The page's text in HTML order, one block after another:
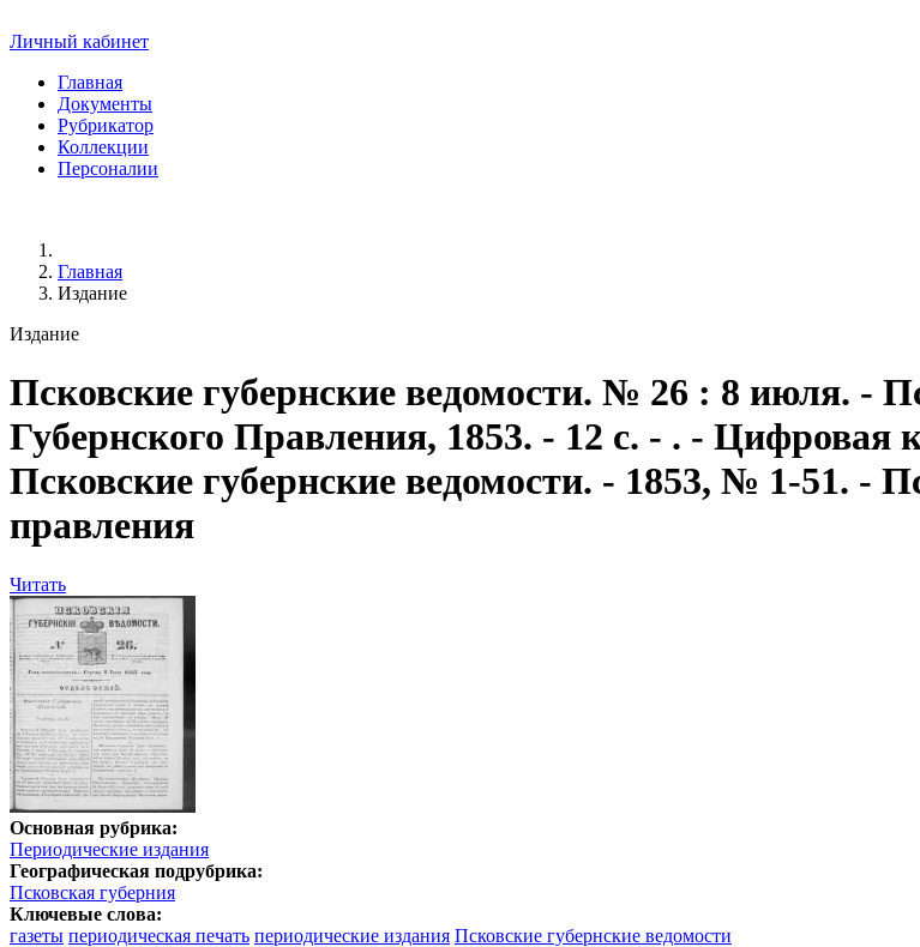
Личный кабинет
Главная
Документы
Рубрикатор
Коллекции
Персоналии
Главная
Издание
Издание
Псковские губернские ведомости. № 26 : 8 июля. -
Губернского Правления, 1853. - 12 с. - . -
Псковские губернские ведомости. - 1853, № 1-51. -
правления
Читать
Основная рубрика:
Периодические издания
Географическая подрубрика:
Псковская губерния
Ключевые слова:
газеты периодическая печать периодические издания Псковские губернские ведомости